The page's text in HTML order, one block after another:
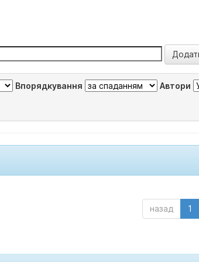
Впорядкування Автори
назад 1